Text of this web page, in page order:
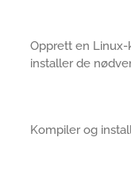
Opprett en
installer de
Kompiler og